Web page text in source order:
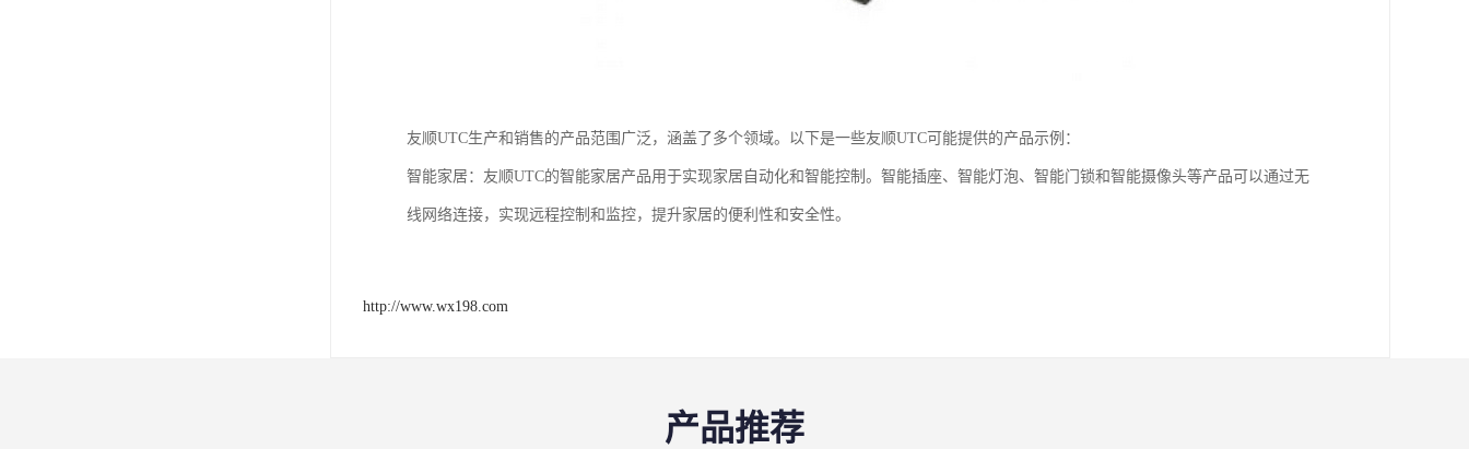
友顺UTC生产和销售的产品范围广泛，涵盖了多个领域。以下是一些友顺UTC可能提供的产品示例：
智能家居：友顺UTC的智能家居产品用于实现家居自动化和智能控制。智能插座、智能灯泡、智能门锁和智能摄像头等产品可以通过无
线网络连接，实现远程控制和监控，提升家居的便利性和安全性。
http://www.wx198.com
产品推荐